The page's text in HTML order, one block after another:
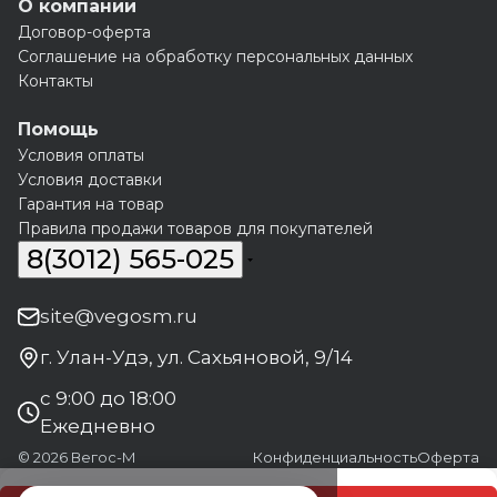
О компании
Договор-оферта
Соглашение на обработку персональных данных
Контакты
Помощь
Условия оплаты
Условия доставки
Гарантия на товар
Правила продажи товаров для покупателей
8(3012) 565-025
site@vegosm.ru
г. Улан-Удэ, ул. Сахьяновой, 9/14
с 9:00 до 18:00
Ежедневно
© 2026 Вегос-М КонфиденциальностьОферта